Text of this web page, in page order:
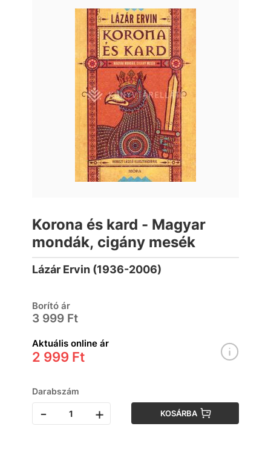
Korona és kard - Magyar
mondák, cigány mesék
Lázár Ervin (1936-2006)
Borító ár
3 999 Ft
Aktuális online ár
2 999 Ft
Darabszám
- + KOSÁRBA